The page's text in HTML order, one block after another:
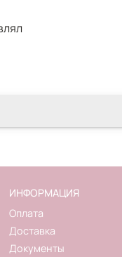
ИНФОРМАЦИЯ
Оплата
Доставка
Документы